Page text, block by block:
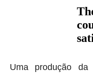
Uma produção da